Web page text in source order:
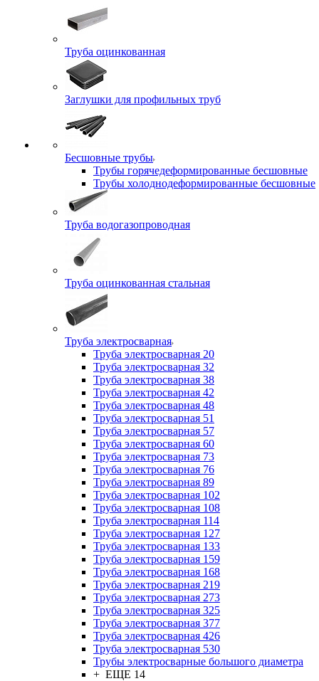
Труба оцинкованная
Заглушки для профильных труб
Бесшовные трубы
Трубы горячедеформированные бесшовные
Трубы холоднодеформированные бесшовные
Труба водогазопроводная
Труба оцинкованная стальная
Труба электросварная
Труба электросварная 20
Труба электросварная 32
Труба электросварная 38
Труба электросварная 42
Труба электросварная 48
Труба электросварная 51
Труба электросварная 57
Труба электросварная 60
Труба электросварная 73
Труба электросварная 76
Труба электросварная 89
Труба электросварная 102
Труба электросварная 108
Труба электросварная 114
Труба электросварная 127
Труба электросварная 133
Труба электросварная 159
Труба электросварная 168
Труба электросварная 219
Труба электросварная 273
Труба электросварная 325
Труба электросварная 377
Труба электросварная 426
Труба электросварная 530
Трубы электросварные большого диаметра
+ ЕЩЕ 14